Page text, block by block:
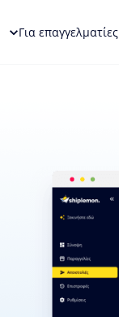
Για επαγγελματίες